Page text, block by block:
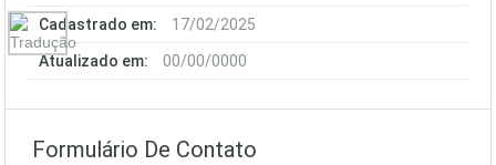
Cadastrado em: 17/02/2025
Atualizado em: 00/00/0000
Formulário De Contato